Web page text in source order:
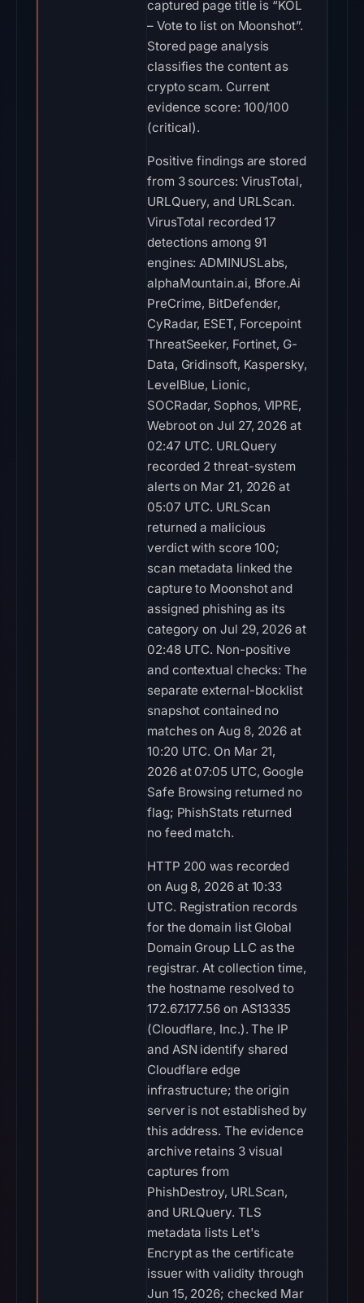
captured page title is “KOL
– Vote to list on Moonshot”.
Stored page analysis
classifies the content as
crypto scam. Current
evidence score: 100/100
(critical).
Positive findings are stored
from 3 sources: VirusTotal,
URLQuery, and URLScan.
VirusTotal recorded 17
detections among 91
engines: ADMINUSLabs,
alphaMountain.ai, Bfore.Ai
PreCrime, BitDefender,
CyRadar, ESET, Forcepoint
ThreatSeeker, Fortinet, G-
Data, Gridinsoft, Kaspersky,
LevelBlue, Lionic,
SOCRadar, Sophos, VIPRE,
Webroot on Jul 27, 2026 at
02:47 UTC. URLQuery
recorded 2 threat-system
alerts on Mar 21, 2026 at
05:07 UTC. URLScan
returned a malicious
verdict with score 100;
scan metadata linked the
capture to Moonshot and
assigned phishing as its
category on Jul 29, 2026 at
02:48 UTC. Non-positive
and contextual checks: The
separate external-blocklist
snapshot contained no
matches on Aug 8, 2026 at
10:20 UTC. On Mar 21,
2026 at 07:05 UTC, Google
Safe Browsing returned no
flag; PhishStats returned
no feed match.
HTTP 200 was recorded
on Aug 8, 2026 at 10:33
UTC. Registration records
for the domain list Global
Domain Group LLC as the
registrar. At collection time,
the hostname resolved to
172.67.177.56 on AS13335
(Cloudflare, Inc.). The IP
and ASN identify shared
Cloudflare edge
infrastructure; the origin
server is not established by
this address. The evidence
archive retains 3 visual
captures from
PhishDestroy, URLScan,
and URLQuery. TLS
metadata lists Let's
Encrypt as the certificate
issuer with validity through
Jun 15, 2026; checked Mar